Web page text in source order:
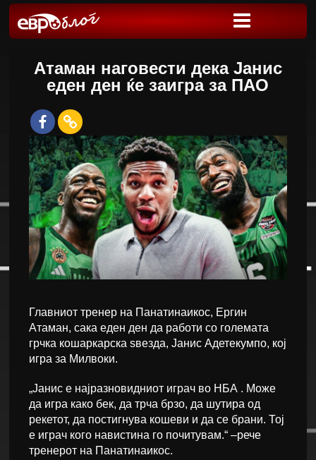
Атаман наговести дека Јанис
еден ден ќе заигра за ПАО
Главниот тренер на Панатинаикос, Ергин
Атаман, сака еден ден да работи со големата
грчка кошаркарска ѕвезда, Јанис Адетекумпо, кој
игра за Милвоки.
„Јанис е најразновидниот играч во НБА . Може
да игра како бек, да трча брзо, да шутира од
рекетот, да постигнува кошеви и да се брани. Тој
е играч кого навистина го почитувам.“ –рече
тренерот на Панатинаикос.